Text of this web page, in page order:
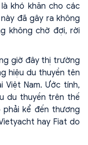
khó khăn cho các
đã gây ra không
không chờ đợi, rời
giờ đây thị trường
hiệu du thuyền tên
Việt Nam. Ước tính,
du thuyền trên thế
kể đến thương
hay Fiat do